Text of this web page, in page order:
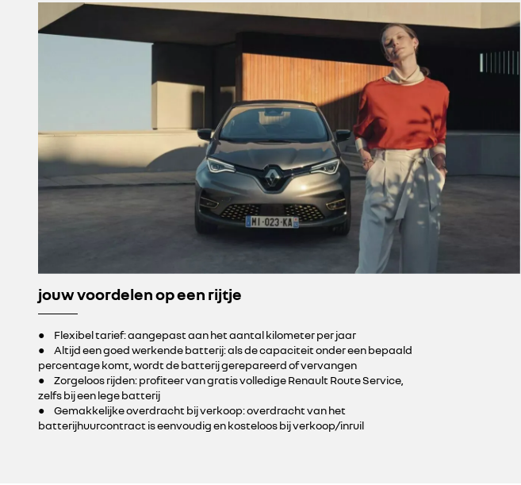
jouw voordelen op een rijtje
● Flexibel tarief: aangepast aan het aantal kilometer per jaar
● Altijd een goed werkende batterij: als de capaciteit onder een bepaald
percentage komt, wordt de batterij gerepareerd of vervangen
● Zorgeloos rijden: profiteer van gratis volledige Renault Route Service,
zelfs bij een lege batterij
● Gemakkelijke overdracht bij verkoop: overdracht van het
batterijhuurcontract is eenvoudig en kosteloos bij verkoop/inruil